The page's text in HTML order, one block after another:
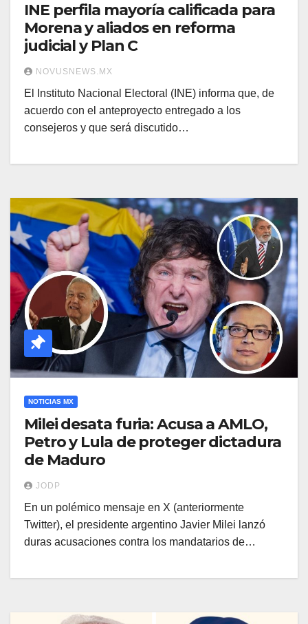
INE perfila mayoría calificada para
Morena y aliados en reforma
judicial y Plan C
NOVUSNEWS.MX
El Instituto Nacional Electoral (INE) informa que, de
acuerdo con el anteproyecto entregado a los
consejeros y que será discutido…
NOTICIAS MX
Milei desata furia: Acusa a AMLO,
Petro y Lula de proteger dictadura
de Maduro
JODP
En un polémico mensaje en X (anteriormente
Twitter), el presidente argentino Javier Milei lanzó
duras acusaciones contra los mandatarios de…